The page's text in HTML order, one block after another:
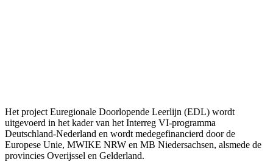
Het project Euregionale Doorlopende Leerlijn (EDL) wordt
uitgevoerd in het kader van het Interreg VI-programma
Deutschland-Nederland en wordt medegefinancierd door de
Europese Unie, MWIKE NRW en MB Niedersachsen, alsmede de
provincies Overijssel en Gelderland.